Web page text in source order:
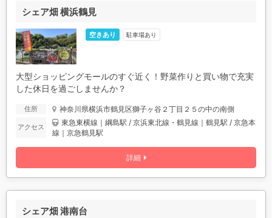
シェア畑 横浜鶴見
詳細
空きあり 駐車場あり
大型ショッピングモールのすぐ近く！野菜作りと買い物で充実
した休日を過ごしませんか？
住所 神奈川県横浜市鶴見区獅子ヶ谷２丁目２５の中の南側
アクセス 東急東横線｜綱島駅 / 京浜東北線・鶴見線｜鶴見駅 / 京急本
線｜京急鶴見駅
シェア畑 港南台